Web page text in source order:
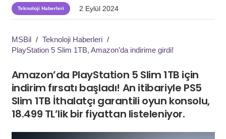
Teknoloji Haberleri 2 Eylül 2024
MSBil / Teknoloji Haberleri /
PlayStation 5 Slim 1TB, Amazon’da indirime girdi!
Amazon’da PlayStation 5 Slim 1TB için
indirim fırsatı başladı! An itibariyle PS5
Slim 1TB İthalatçı garantili oyun konsolu,
18.499 TL’lik bir fiyattan listeleniyor.